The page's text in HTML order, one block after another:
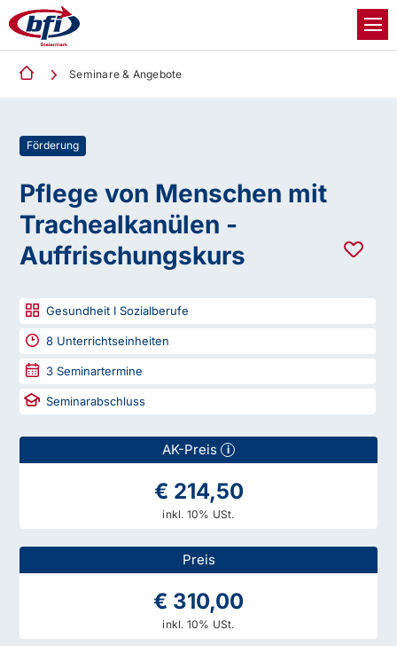
Seminare & Angebote
Förderung
Pflege von Menschen mit
Trachealkanülen -
Auffrischungskurs
Gesundheit I Sozialberufe
8 Unterrichtseinheiten
3 Seminartermine
Seminarabschluss
AK-Preis i
€ 214,50
inkl. 10% USt.
Preis
€ 310,00
inkl. 10% USt.